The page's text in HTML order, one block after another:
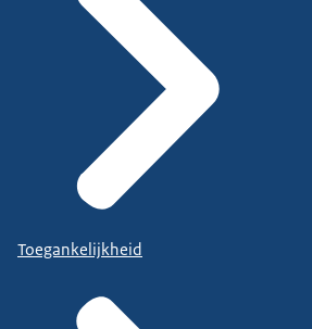
Toegankelijkheid